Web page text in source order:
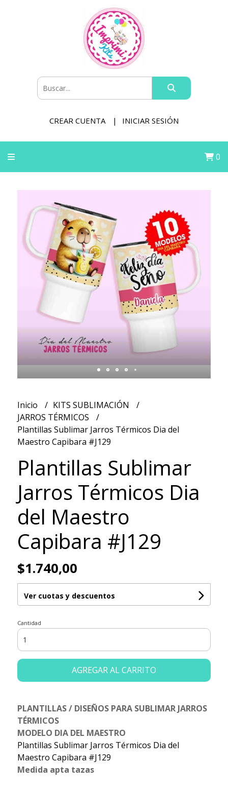
CREAR CUENTA INICIAR SESIÓN
0
Inicio
KITS SUBLIMACIÓN
JARROS TÉRMICOS
Plantillas Sublimar Jarros Térmicos Dia del
Maestro Capibara #J129
Plantillas Sublimar
Jarros Térmicos Dia
del Maestro
Capibara #J129
$1.740,00
Ver cuotas y descuentos
Cantidad
AGREGAR AL CARRITO
PLANTILLAS / DISEÑOS PARA SUBLIMAR JARROS
TÉRMICOS
MODELO DIA DEL MAESTRO
Plantillas Sublimar Jarros Térmicos Dia del
Maestro Capibara #J129
Medida apta tazas